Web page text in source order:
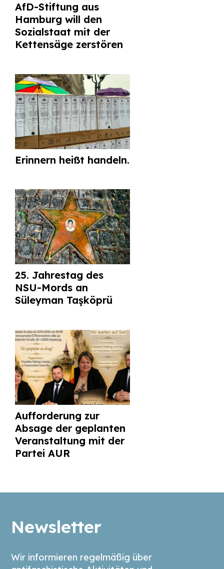
AfD-Stiftung aus
Hamburg will den
Sozialstaat mit der
Kettensäge zerstören
Erinnern heißt handeln.
25. Jahrestag des
NSU-Mords an
Süleyman Taşköprü
Aufforderung zur
Absage der geplanten
Veranstaltung mit der
Partei AUR
Newsletter
Wir informieren regelmäßig über